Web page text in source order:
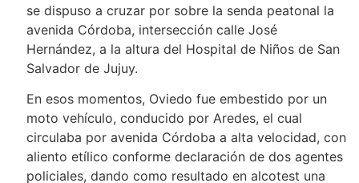
se dispuso a cruzar por sobre la senda peatonal la
avenida Córdoba, intersección calle José
Hernández, a la altura del Hospital de Niños de San
Salvador de Jujuy.
En esos momentos, Oviedo fue embestido por un
moto vehículo, conducido por Aredes, el cual
circulaba por avenida Córdoba a alta velocidad, con
aliento etílico conforme declaración de dos agentes
policiales, dando como resultado en alcotest una